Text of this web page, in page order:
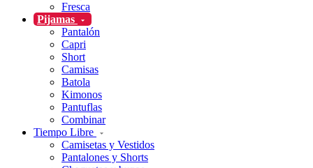
Fresca
Pijamas
Pantalón
Capri
Short
Camisas
Batola
Kimonos
Pantuflas
Combinar
Tiempo Libre
Camisetas y Vestidos
Pantalones y Shorts